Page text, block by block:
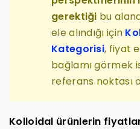
gerektiği bu
ele alındığı için
Kategorisi, fiyat
bağlamı görmek
referans noktası
Kolloidal ürünlerin